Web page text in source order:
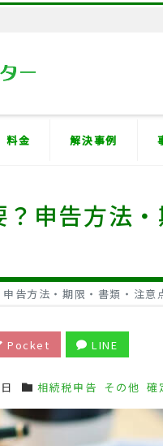
料金 解決事例
申告方法
告方法・期限・書類・注意
Pocket LINE
相続税申告 その他 確